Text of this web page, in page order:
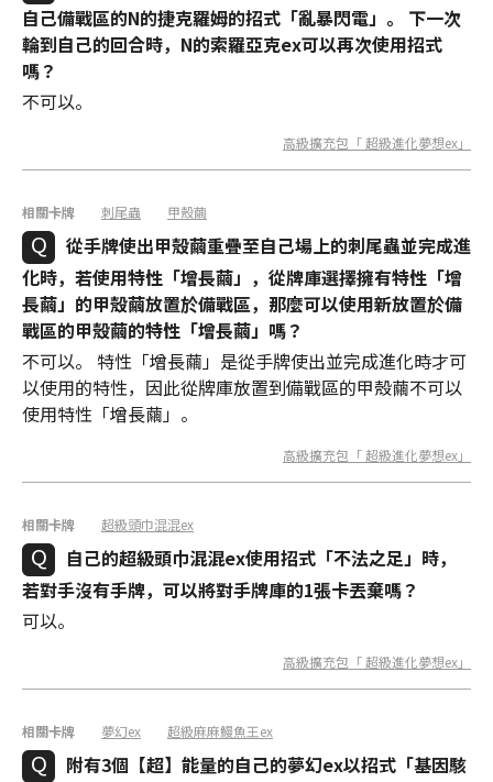
自己備戰區的N的捷克羅姆的招式「亂暴閃電」。 下一次
輪到自己的回合時，N的索羅亞克ex可以再次使用招式
嗎？
不可以。
高級擴充包「 超級進化夢想ex」
相關卡牌 刺尾蟲 甲殼繭
從手牌使出甲殼繭重疊至自己場上的刺尾蟲並完成進
化時，若使用特性「增長繭」，從牌庫選擇擁有特性「增
長繭」的甲殼繭放置於備戰區，那麼可以使用新放置於備
戰區的甲殼繭的特性「增長繭」嗎？
不可以。 特性「增長繭」是從手牌使出並完成進化時才可
以使用的特性，因此從牌庫放置到備戰區的甲殼繭不可以
使用特性「增長繭」。
高級擴充包「 超級進化夢想ex」
相關卡牌 超級頭巾混混ex
自己的超級頭巾混混ex使用招式「不法之足」時，
若對手沒有手牌，可以將對手牌庫的1張卡丟棄嗎？
可以。
高級擴充包「 超級進化夢想ex」
相關卡牌 夢幻ex 超級麻麻鰻魚王ex
附有3個【超】能量的自己的夢幻ex以招式「基因駭